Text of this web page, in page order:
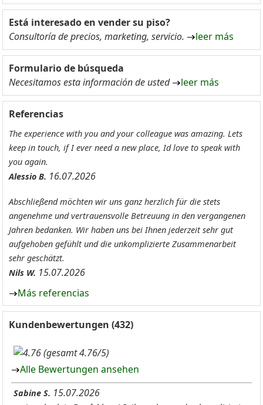
Está interesado en vender su piso?
Consultoría de precios, marketing, servicio.
leer más
Formulario de búsqueda
Necesitamos esta información de usted
leer más
Referencias
The experience with you and your colleague was amazing. Lets
keep in touch, if I ever need a new place, Id love to speak with
you again.
Alessio B. 16.07.2026
Abschließend möchten wir uns ganz herzlich für die stets
angenehme und vertrauensvolle Betreuung in den vergangenen
Jahren bedanken. Wir haben uns bei Ihnen jederzeit sehr gut
aufgehoben gefühlt und die unkomplizierte Zusammenarbeit
sehr geschätzt.
Nils W. 15.07.2026
Más referencias
Kundenbewertungen (432)
(gesamt 4.76/5)
Alle Bewertungen ansehen
Sabine S. 15.07.2026